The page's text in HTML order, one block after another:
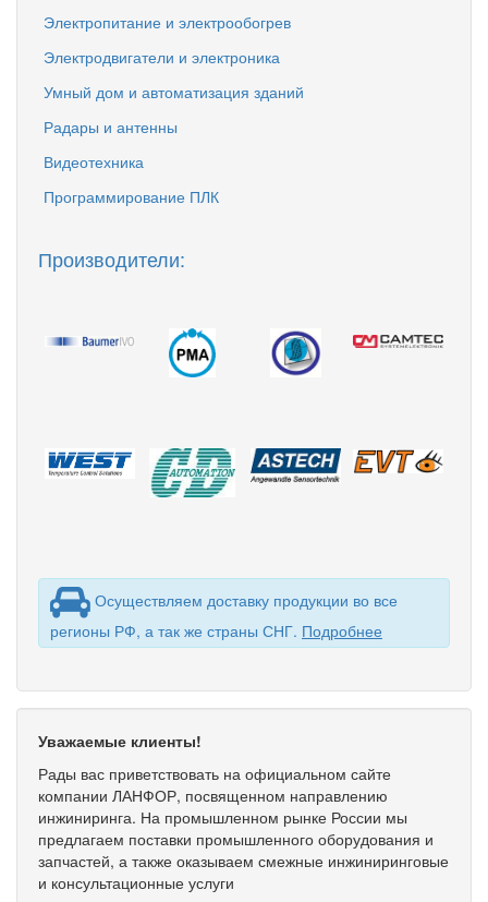
Электропитание и электрообогрев
Электродвигатели и электроника
Умный дом и автоматизация зданий
Радары и антенны
Видеотехника
Программирование ПЛК
Производители:
Осуществляем доставку продукции во все
регионы РФ, а так же страны СНГ. Подробнее
Уважаемые клиенты!
Рады вас приветствовать на официальном сайте
компании ЛАНФОР, посвященном направлению
инжиниринга. На промышленном рынке России мы
предлагаем поставки промышленного оборудования и
запчастей, а также оказываем смежные инжиниринговые
и консультационные услуги